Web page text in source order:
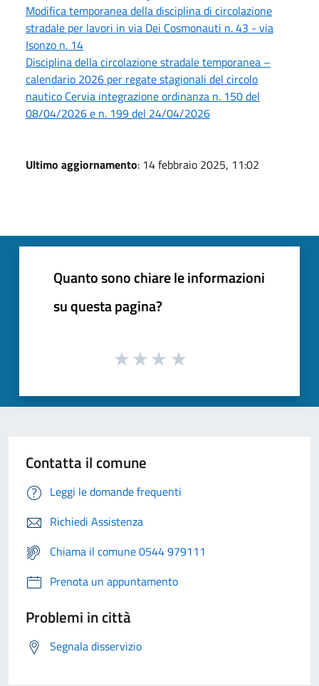
Modifica temporanea della disciplina di circolazione
stradale per lavori in via Dei Cosmonauti n. 43 - via
Isonzo n. 14
Disciplina della circolazione stradale temporanea –
calendario 2026 per regate stagionali del circolo
nautico Cervia integrazione ordinanza n. 150 del
08/04/2026 e n. 199 del 24/04/2026
Ultimo aggiornamento: 14 febbraio 2025, 11:02
Quanto sono chiare le informazioni
su questa pagina?
Contatta il comune
Leggi le domande frequenti
Richiedi Assistenza
Chiama il comune 0544 979111
Prenota un appuntamento
Problemi in città
Segnala disservizio